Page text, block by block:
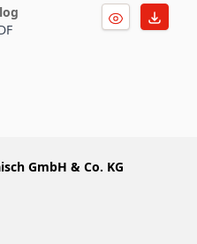
GmbH & Co. KG